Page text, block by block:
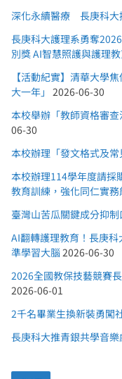
深化永續醫療 長庚科大
長庚科大護理系勇奪
別獎 AI智慧照護與護理
【活動紀實】清華大學
大一年」
2026-06-30
本校舉辦「教師資格審
06-30
本校辦理「發文格式及
本校辦理114學年度請採
教育訓練，強化同仁實務
臺灣山苦瓜關鍵成分抑
AI翻轉護理教育！長庚
準學習大腦 2026-06-30
2026全國教保技藝競賽
2026-06-01
2千名畢業生換新裝勇闖
長庚科大推青銀共學音